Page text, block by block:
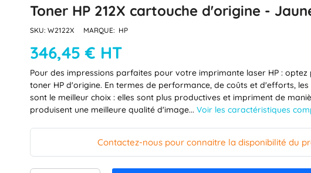
Toner HP 212X cartouche d'origine -
SKU: W2122X MARQUE: HP
346,45 € HT
Pour des impressions parfaites pour votre imprimante laser HP :
toner HP d'origine. En termes de performance, de coûts et d'efforts,
sont le meilleur choix : elles sont plus productives et impriment de
produisent une meilleure qualité d'image... Voir les caractéristiques
Contactez-nous pour connaitre la disponibilité du